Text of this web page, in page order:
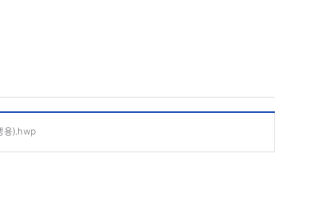
용).hwp